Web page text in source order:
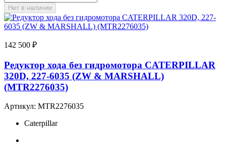
Нет в наличии
142 500 ₽
Редуктор хода без гидромотора CATERPILLAR
320D, 227-6035 (ZW & MARSHALL)
(MTR2276035)
Артикул: MTR2276035
Caterpillar